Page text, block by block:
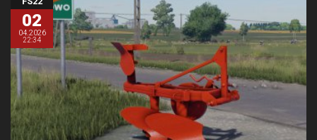
02
04.2026
22:34